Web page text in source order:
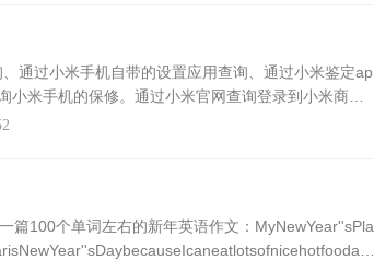
过小米手机自带的设置应用查询、通过小米鉴定ap
米手机的保修。通过小米官网查询登录到小米商城
择查询真伪选项；然后选择支持的语言，这里以简体
100个单词左右的新年英语作文：MyNewYear''sPla